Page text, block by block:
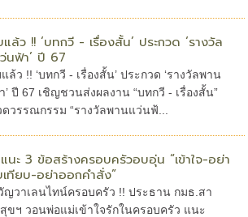
แล้ว !! ‘บทกวี - เรื่องสั้น’ ประกวด ‘รางวัล
นฟ้า’ ปี 67
ล้ว !! ‘บทกวี - เรื่องสั้น’ ประกวด ‘รางวัลพาน
’ ปี 67 เชิญชวนส่งผลงาน “บทกวี - เรื่องสั้น”
วรรณกรรม “รางวัลพานแว่นฟ้...
นะ 3 ข้อสร้างครอบครัวอบอุ่น “เข้าใจ-อย่า
เทียบ-อย่าออกคำสั่ง”
ญวาเลนไทน์ครอบครัว !! ประธาน กมธ.สา
ขฯ วอนพ่อแม่เข้าใจรักในครอบครัว แนะ